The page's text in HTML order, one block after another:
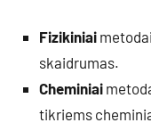
Fizikiniai
skaidrumas.
Cheminiai
tikriems